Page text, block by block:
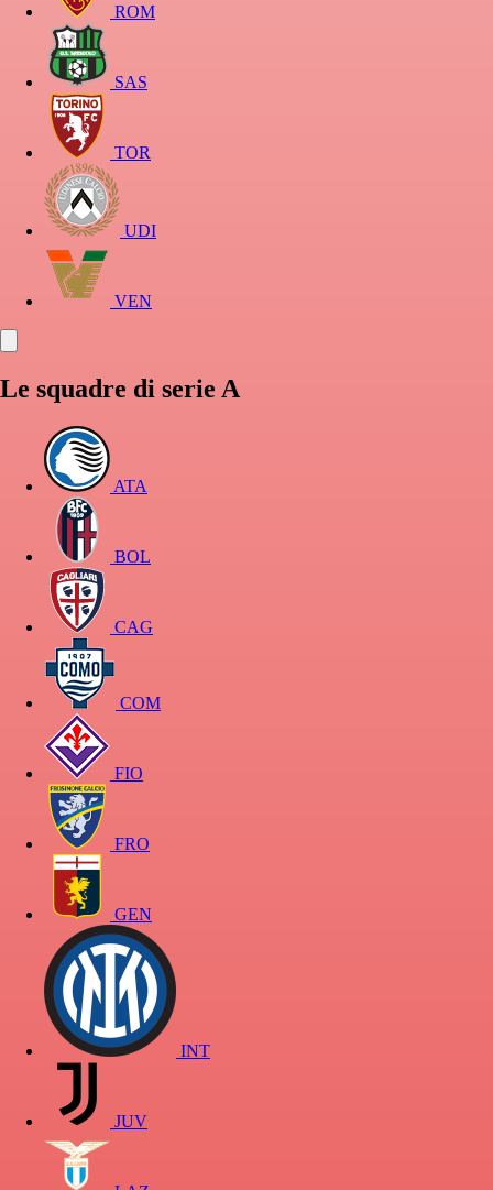
ROM
SAS
TOR
UDI
VEN
Le squadre di serie A
ATA
BOL
CAG
COM
FIO
FRO
GEN
INT
JUV